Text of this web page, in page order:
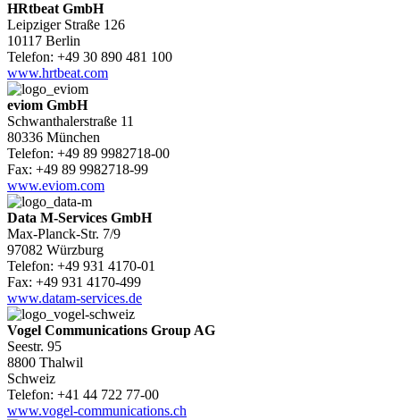
HRtbeat GmbH
Leipziger Straße 126
10117 Berlin
Telefon: +49 30 890 481 100
www.hrtbeat.com
eviom GmbH
Schwanthalerstraße 11
80336 München
Telefon: +49 89 9982718-00
Fax: +49 89 9982718-99
www.eviom.com
Data M-Services GmbH
Max-Planck-Str. 7/9
97082 Würzburg
Telefon: +49 931 4170-01
Fax: +49 931 4170-499
www.datam-services.de
Vogel Communications Group AG
Seestr. 95
8800 Thalwil
Schweiz
Telefon: +41 44 722 77-00
www.vogel-communications.ch